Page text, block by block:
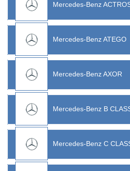
Mercedes-Benz
Mercedes-Benz ATEGO
Mercedes-Benz AXOR
Mercedes-Benz B
Mercedes-Benz C